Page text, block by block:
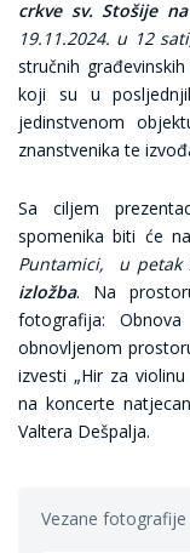
crkve sv. Stošije
19.11.2024. u 12
stručnih
koji su u
jedinstvenom
znanstvenika te
Sa ciljem
spomenika biti će
Puntamici,
u petak
izložba. Na
fotografija:
obnovljenom
izvesti „Hir za
na koncerte
Valtera Dešpalja.
Vezane fotografije